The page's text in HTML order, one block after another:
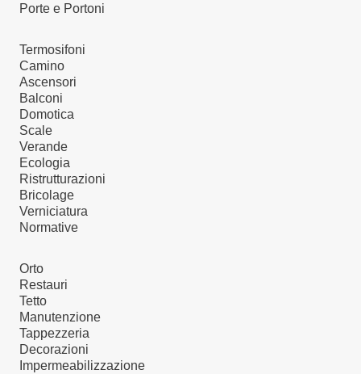
Porte e Portoni
Termosifoni
Camino
Ascensori
Balconi
Domotica
Scale
Verande
Ecologia
Ristrutturazioni
Bricolage
Verniciatura
Normative
Orto
Restauri
Tetto
Manutenzione
Tappezzeria
Decorazioni
Impermeabilizzazione